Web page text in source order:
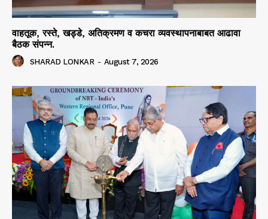
वाहतूक, रस्ते, खड्डे, अतिक्रमण व कचरा व्यवस्थापनाबाबत आढावा
बैठक संपन्न.
SHARAD LONKAR - August 7, 2026